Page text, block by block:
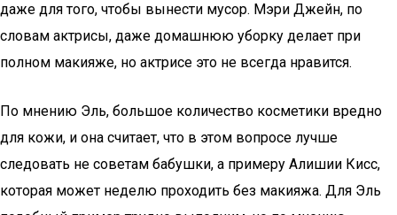
даже для того, чтобы вынести мусор. Мэри Джейн, по
словам актрисы, даже домашнюю уборку делает при
полном макияже, но актрисе это не всегда нравится.
По мнению Эль, большое количество косметики вредно
для кожи, и она считает, что в этом вопросе лучше
следовать не советам бабушки, а примеру Алишии Кисс,
которая может неделю проходить без макияжа. Для Эль